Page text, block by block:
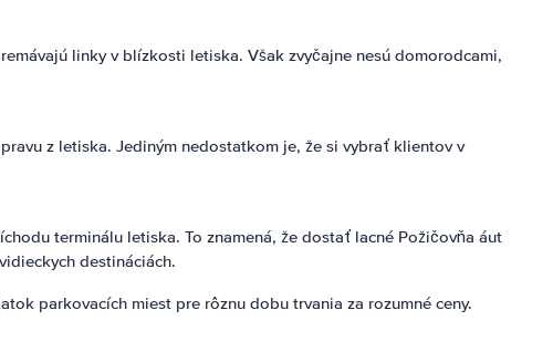
linky v blízkosti letiska. Však zvyčajne nesú domorodcami,
z letiska. Jediným nedostatkom je, že si vybrať klientov v
terminálu letiska. To znamená, že dostať lacné Požičovňa áut
destináciách.
parkovacích miest pre rôznu dobu trvania za rozumné ceny.